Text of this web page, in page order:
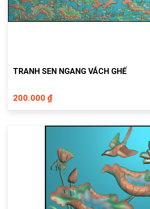
TRANH SEN NGANG VÁCH GHẾ
200.000 ₫